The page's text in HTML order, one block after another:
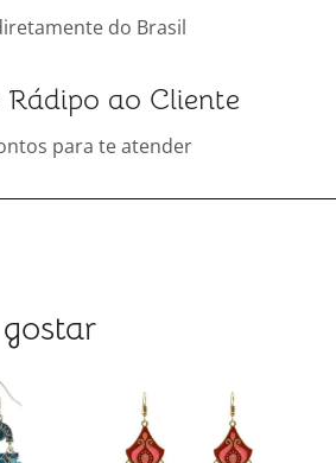
do Brasil
Rádipo ao Cliente
para te atender